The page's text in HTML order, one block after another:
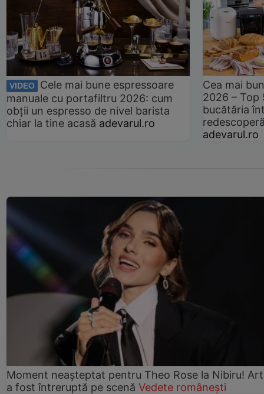
VIDEO
Cele mai bune espressoare
manuale cu portafiltru 2026: cum
obții un espresso de nivel barista
chiar la tine acasă adevarul.ro
Cea mai
2026 –
bucătăria
adevarul.ro
Moment neașteptat pentru Theo Rose la Nibiru!
a fost întreruptă pe scenă Vedete românești